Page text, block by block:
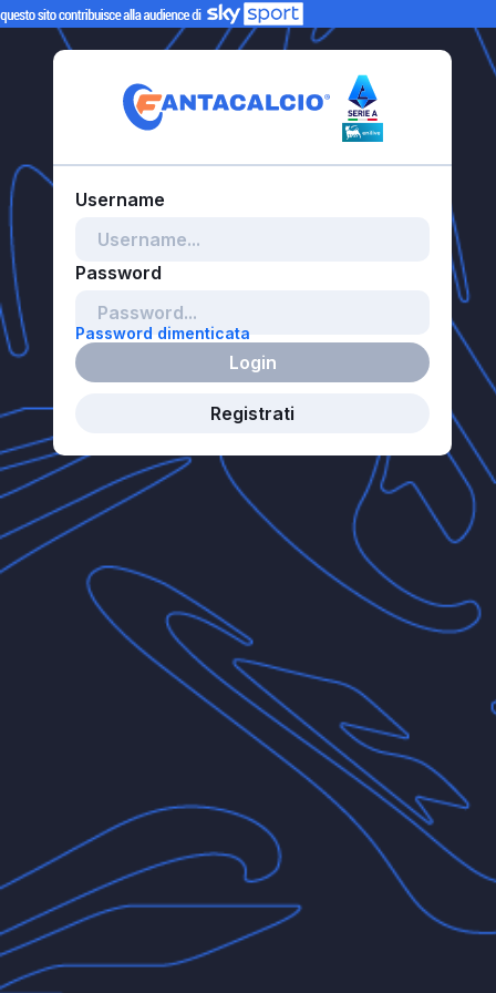
Password dimenticata
Login
Registrati